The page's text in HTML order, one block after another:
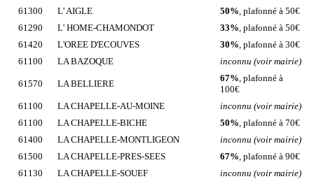
61300
L' AIGLE 50% , plafonné à 50€
61290
L' HOME-CHAMONDOT 33% , plafonné à 50€
61420
L'OREE D'ECOUVES 30% , plafonné à 30€
61100
LA BAZOQUE inconnu (voir mairie)
61570 LA BELLIERE
67% , plafonné à
100€
61100
LA CHAPELLE-AU-MOINE
inconnu (voir mairie)
61100
LA CHAPELLE-BICHE 50% , plafonné à 70€
61400
LA CHAPELLE-MONTLIGEON
inconnu (voir mairie)
61500
LA CHAPELLE-PRES-SEES 67% , plafonné à 90€
61130
LA CHAPELLE-SOUEF inconnu (voir mairie)